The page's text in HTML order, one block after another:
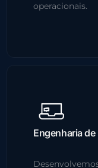
operacionais.
Engenharia